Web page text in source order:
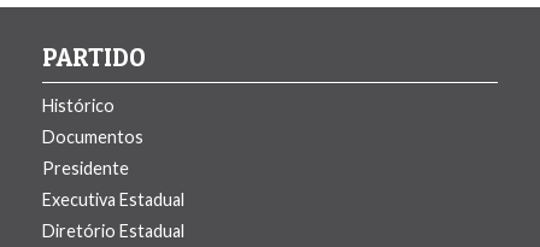
PARTIDO
Histórico
Documentos
Presidente
Executiva Estadual
Diretório Estadual